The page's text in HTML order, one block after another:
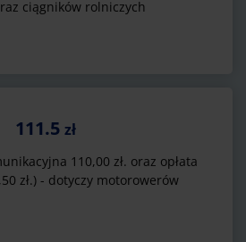
ciągników rolniczych
111.5 zł
110,00 zł. oraz opłata
zł.) - dotyczy motorowerów